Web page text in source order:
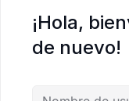
¡Hola,
de nuevo!